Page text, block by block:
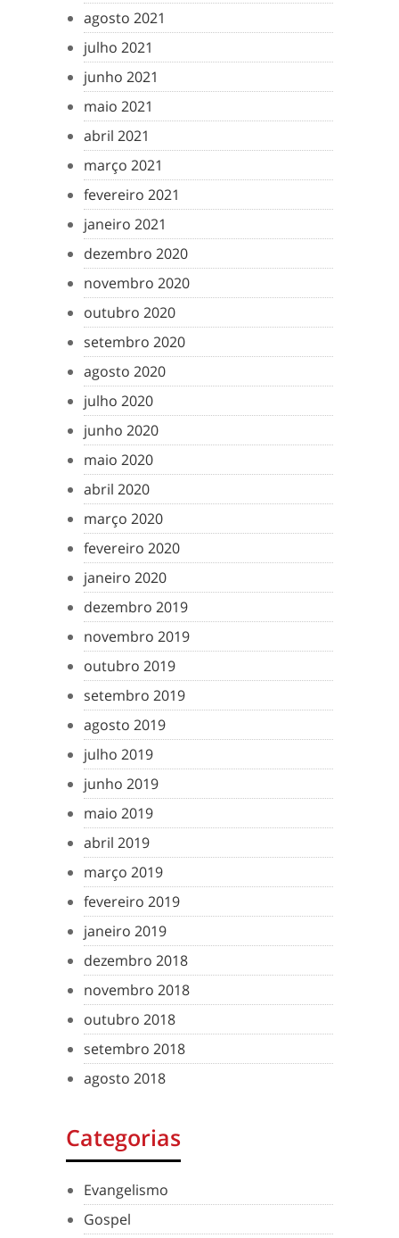
agosto 2021
julho 2021
junho 2021
maio 2021
abril 2021
março 2021
fevereiro 2021
janeiro 2021
dezembro 2020
novembro 2020
outubro 2020
setembro 2020
agosto 2020
julho 2020
junho 2020
maio 2020
abril 2020
março 2020
fevereiro 2020
janeiro 2020
dezembro 2019
novembro 2019
outubro 2019
setembro 2019
agosto 2019
julho 2019
junho 2019
maio 2019
abril 2019
março 2019
fevereiro 2019
janeiro 2019
dezembro 2018
novembro 2018
outubro 2018
setembro 2018
agosto 2018
Categorias
Evangelismo
Gospel